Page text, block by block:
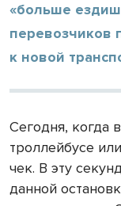
«больше
перевозчиков
к новой
Сегодня, когда
троллейбусе
чек. В эту
данной